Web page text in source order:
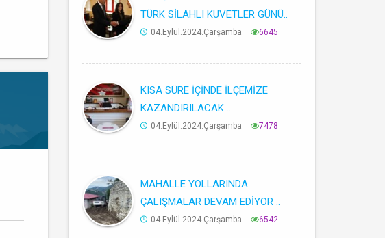
TÜRK SİLAHLI KUVETLER GÜNÜ..
04.Eylül.2024.Çarşamba 6645
KISA SÜRE İÇİNDE İLÇEMİZE
KAZANDIRILACAK ..
04.Eylül.2024.Çarşamba 7478
MAHALLE YOLLARINDA
ÇALIŞMALAR DEVAM EDİYOR ..
04.Eylül.2024.Çarşamba 6542